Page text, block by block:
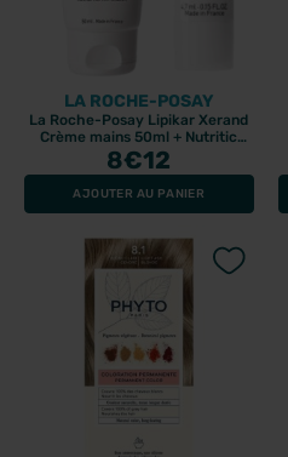
LA ROCHE-POSAY
La Roche-Posay Lipikar Xerand
Crème mains 50ml + Nutritic
Lèvres 4,7ml
8€12
AJOUTER AU PANIER